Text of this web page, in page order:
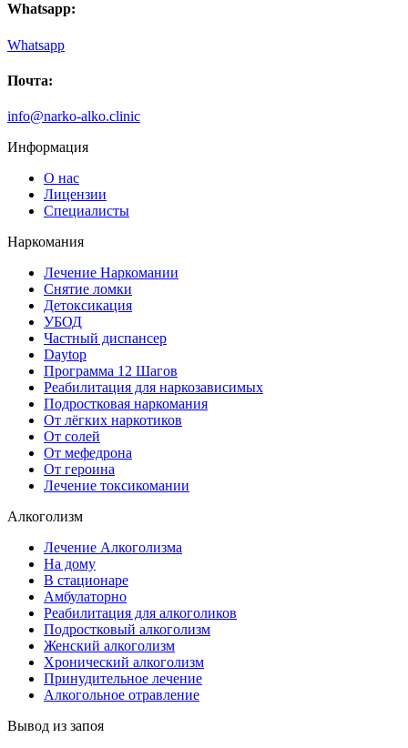
Whatsapp:
Whatsapp
Почта:
info@narko-alko.clinic
Информация
О нас
Лицензии
Специалисты
Наркомания
Лечение Наркомании
Снятие ломки
Детоксикация
УБОД
Частный диспансер
Daytop
Программа 12 Шагов
Реабилитация для наркозависимых
Подростковая наркомания
От лёгких наркотиков
От солей
От мефедрона
От героина
Лечение токсикомании
Алкоголизм
Лечение Алкоголизма
На дому
В стационаре
Амбулаторно
Реабилитация для алкоголиков
Подростковый алкоголизм
Женский алкоголизм
Хронический алкоголизм
Принудительное лечение
Алкогольное отравление
Вывод из запоя